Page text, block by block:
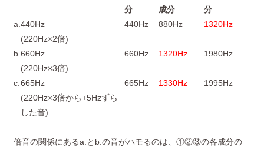
分
成分
分
a.440Hz
(220Hz×2倍)
440Hz 880Hz 1320Hz
b.660Hz
(220Hz×3倍)
660Hz 1320Hz 1980Hz
c. 665Hz
(220Hz×3倍から+5Hzずら
した音)
665Hz 1330Hz 1995Hz
倍音の関係にあるa.とb.の音がハモるのは、①②③の各成分の